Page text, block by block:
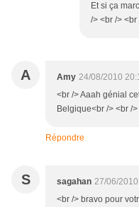
Et si ça
/> <br /> <br
A Amy 24/08/2010
<br /> Aaah génial
Belgique<br /> <br /
Répondre
S sagahan 27/06/
<br /> bravo pour